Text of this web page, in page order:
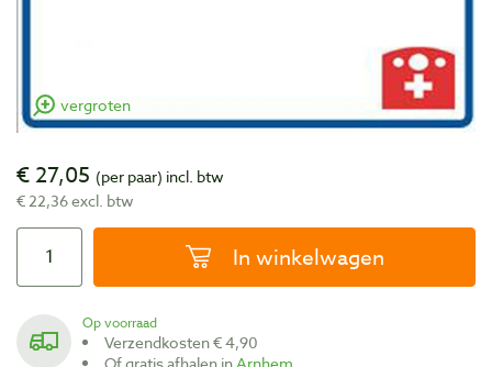
vergroten
€ 27,05 (per paar) incl. btw
€ 22,36 excl. btw
In winkelwagen
Op voorraad
Verzendkosten € 4,90